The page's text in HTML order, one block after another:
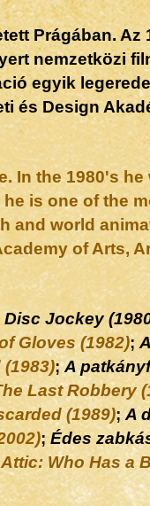
Prágában. Az
nemzetközi
egyik
és Design
In the 1980's
is one of the
and world
of Arts,
Disc Jockey
Gloves (1982);
;A
Last Robbery
(1989);A
;Édes
Who Has a